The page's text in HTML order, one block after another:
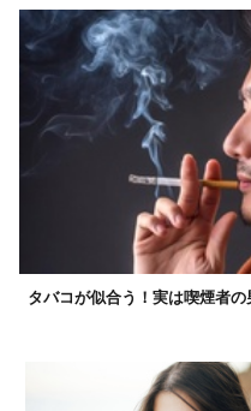
タバコが似合う！実は喫煙者の